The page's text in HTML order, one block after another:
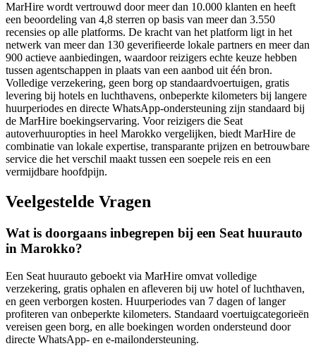
MarHire wordt vertrouwd door meer dan 10.000 klanten en heeft
een beoordeling van 4,8 sterren op basis van meer dan 3.550
recensies op alle platforms. De kracht van het platform ligt in het
netwerk van meer dan 130 geverifieerde lokale partners en meer dan
900 actieve aanbiedingen, waardoor reizigers echte keuze hebben
tussen agentschappen in plaats van een aanbod uit één bron.
Volledige verzekering, geen borg op standaardvoertuigen, gratis
levering bij hotels en luchthavens, onbeperkte kilometers bij langere
huurperiodes en directe WhatsApp-ondersteuning zijn standaard bij
de MarHire boekingservaring. Voor reizigers die Seat
autoverhuuropties in heel Marokko vergelijken, biedt MarHire de
combinatie van lokale expertise, transparante prijzen en betrouwbare
service die het verschil maakt tussen een soepele reis en een
vermijdbare hoofdpijn.
Veelgestelde Vragen
Wat is doorgaans inbegrepen bij een Seat huurauto
in Marokko?
Een Seat huurauto geboekt via MarHire omvat volledige
verzekering, gratis ophalen en afleveren bij uw hotel of luchthaven,
en geen verborgen kosten. Huurperiodes van 7 dagen of langer
profiteren van onbeperkte kilometers. Standaard voertuigcategorieën
vereisen geen borg, en alle boekingen worden ondersteund door
directe WhatsApp- en e-mailondersteuning.